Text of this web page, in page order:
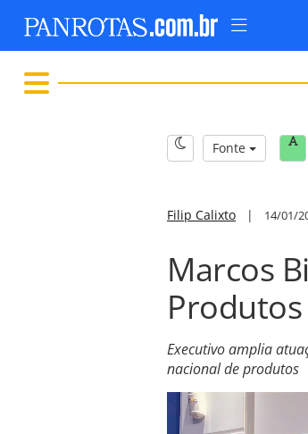
Fonte
Filip Calixto | 14/01/
Marcos
Executivo amplia
nacional de produtos